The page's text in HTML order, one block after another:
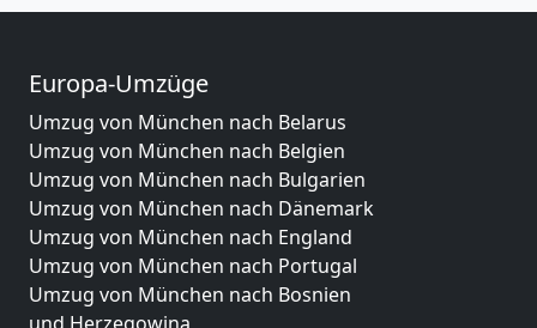
Europa-Umzüge
Umzug von München nach Belarus
Umzug von München nach Belgien
Umzug von München nach Bulgarien
Umzug von München nach Dänemark
Umzug von München nach England
Umzug von München nach Portugal
Umzug von München nach Bosnien
und Herzegowina